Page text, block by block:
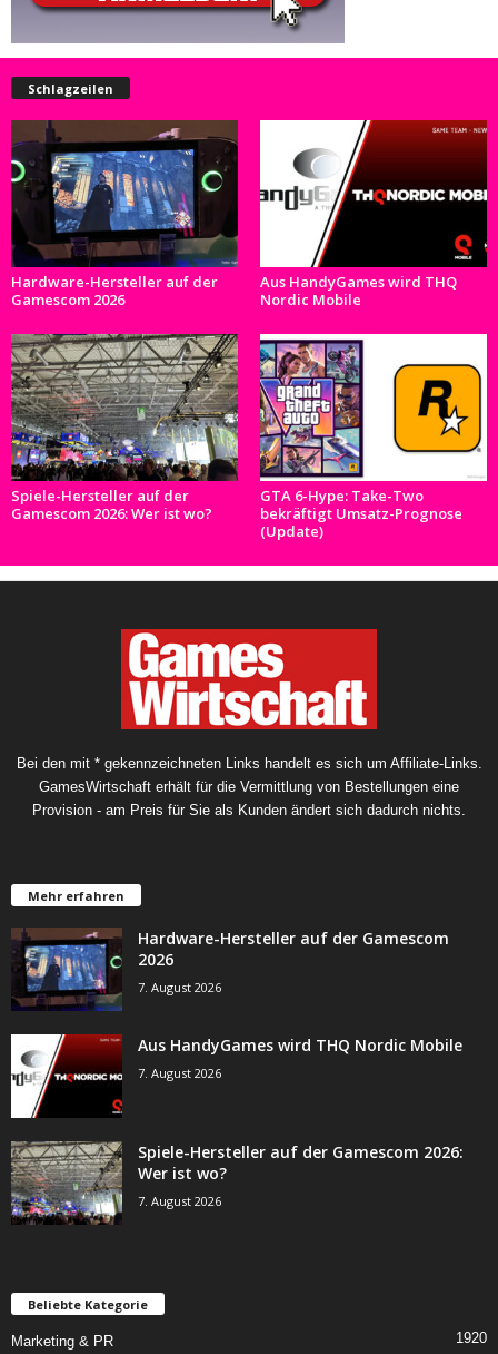
Schlagzeilen
Hardware-Hersteller auf der
Gamescom 2026
Aus HandyGames wird THQ
Nordic Mobile
Spiele-Hersteller auf der
Gamescom 2026: Wer ist wo?
GTA 6-Hype: Take-Two
bekräftigt Umsatz-Prognose
(Update)
Bei den mit * gekennzeichneten Links handelt es sich um Affiliate-Links.
GamesWirtschaft erhält für die Vermittlung von Bestellungen eine
Provision - am Preis für Sie als Kunden ändert sich dadurch nichts.
Mehr erfahren
Hardware-Hersteller auf der Gamescom
2026
7. August 2026
Aus HandyGames wird THQ Nordic Mobile
7. August 2026
Spiele-Hersteller auf der Gamescom 2026:
Wer ist wo?
7. August 2026
Beliebte Kategorie
Marketing & PR 1920